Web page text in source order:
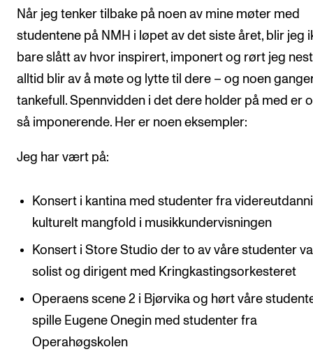
Når jeg tenker tilbake på noen av mine møter med
studentene på NMH i løpet av det siste året, blir jeg
bare slått av hvor inspirert, imponert og rørt jeg
alltid blir av å møte og lytte til dere – og noen
tankefull. Spennvidden i det dere holder på med er
så imponerende. Her er noen eksempler:
Jeg har vært på:
Konsert i kantina med studenter fra
kulturelt mangfold i musikkundervisningen
Konsert i Store Studio der to av våre studenter
solist og dirigent med Kringkastingsorkesteret
Operaens scene 2 i Bjørvika og hørt våre
spille Eugene Onegin med studenter fra
Operahøgskolen